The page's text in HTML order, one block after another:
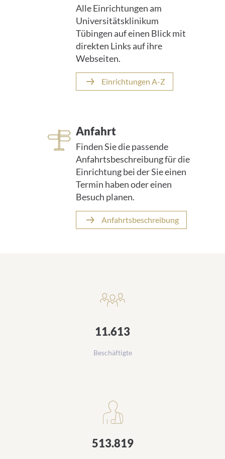
Alle Einrichtungen am
Universitätsklinikum
Tübingen auf einen Blick mit
direkten Links auf ihre
Webseiten.
Einrichtungen A-Z
Anfahrt
Finden Sie die passende
Anfahrtsbeschreibung für die
Einrichtung bei der Sie einen
Termin haben oder einen
Besuch planen.
Anfahrtsbeschreibung
11.613
Beschäftigte
513.819